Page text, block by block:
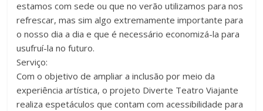
estamos com sede ou que no verão utilizamos para nos
refrescar, mas sim algo extremamente importante para
o nosso dia a dia e que é necessário economizá-la para
usufruí-la no futuro.
Serviço:
Com o objetivo de ampliar a inclusão por meio da
experiência artística, o projeto Diverte Teatro Viajante
realiza espetáculos que contam com acessibilidade para